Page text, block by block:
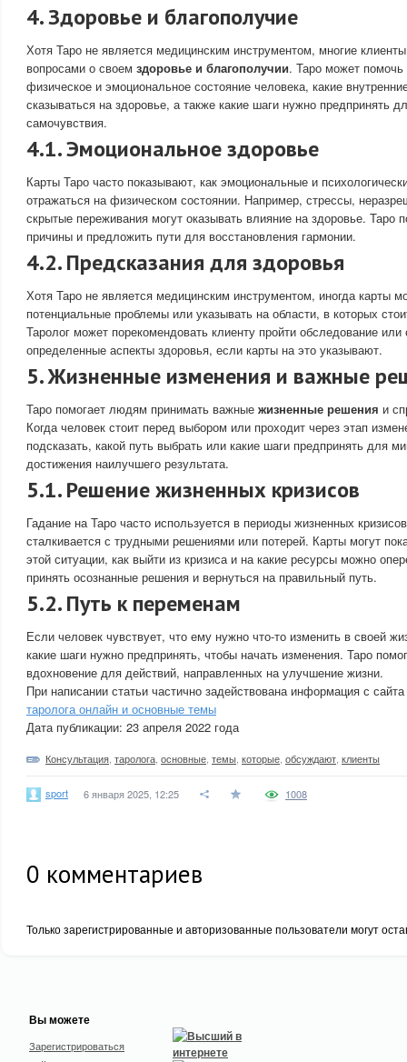
4. Здоровье и благополучие
Хотя Таро не является медицинским инструментом, многие
вопросами о своем здоровье и благополучии. Таро может помочь
физическое и эмоциональное состояние человека, какие
сказываться на здоровье, а также какие шаги нужно предпринять
самочувствия.
4.1. Эмоциональное здоровье
Карты Таро часто показывают, как эмоциональные и
отражаться на физическом состоянии. Например, стрессы,
скрытые переживания могут оказывать влияние на здоровье. Таро
причины и предложить пути для восстановления гармонии.
4.2. Предсказания для здоровья
Хотя Таро не является медицинским инструментом, иногда карты
потенциальные проблемы или указывать на области, в которых
Таролог может порекомендовать клиенту пройти обследование или
определенные аспекты здоровья, если карты на это указывают.
5. Жизненные изменения и важные
Таро помогает людям принимать важные жизненные решения и
Когда человек стоит перед выбором или проходит через этап
подсказать, какой путь выбрать или какие шаги предпринять для
достижения наилучшего результата.
5.1. Решение жизненных кризисов
Гадание на Таро часто используется в периоды жизненных
сталкивается с трудными решениями или потерей. Карты могут
этой ситуации, как выйти из кризиса и на какие ресурсы можно
принять осознанные решения и вернуться на правильный путь.
5.2. Путь к переменам
Если человек чувствует, что ему нужно что-то изменить в своей
какие шаги нужно предпринять, чтобы начать изменения. Таро
вдохновение для действий, направленных на улучшение жизни.
При написании статьи частично задействована информация с
таролога онлайн и основные темы
Дата публикации: 23 апреля 2022 года
Консультация таролога основные темы которые обсуждают клиенты
sport 6 января 2025, 12:25 1008
0 комментариев
Только зарегистрированные и авторизованные пользователи могут
Вы можете
Зарегистрироваться